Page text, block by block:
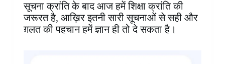
सूचना क्रांति के बाद आज हमें शिक्षा क्रांति की
जरूरत है, आख़िर इतनी सारी सूचनाओं से सही और
ग़लत की पहचान हमें ज्ञान ही तो दे सकता है।